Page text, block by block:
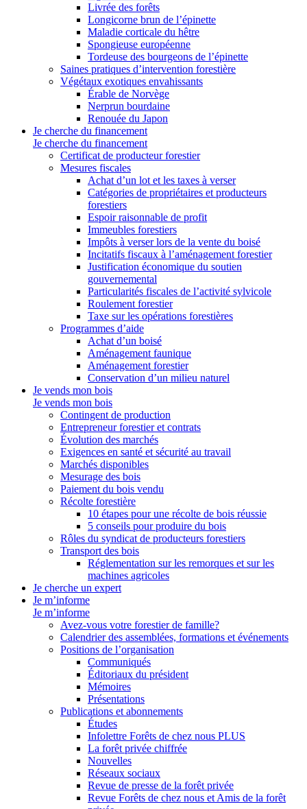
Livrée des forêts
Longicorne brun de l’épinette
Maladie corticale du hêtre
Spongieuse européenne
Tordeuse des bourgeons de l’épinette
Saines pratiques d’intervention forestière
Végétaux exotiques envahissants
Érable de Norvège
Nerprun bourdaine
Renouée du Japon
Je cherche du financement
Je cherche du financement
Certificat de producteur forestier
Mesures fiscales
Achat d’un lot et les taxes à verser
Catégories de propriétaires et producteurs
forestiers
Espoir raisonnable de profit
Immeubles forestiers
Impôts à verser lors de la vente du boisé
Incitatifs fiscaux à l’aménagement forestier
Justification économique du soutien
gouvernemental
Particularités fiscales de l’activité sylvicole
Roulement forestier
Taxe sur les opérations forestières
Programmes d’aide
Achat d’un boisé
Aménagement faunique
Aménagement forestier
Conservation d’un milieu naturel
Je vends mon bois
Je vends mon bois
Contingent de production
Entrepreneur forestier et contrats
Évolution des marchés
Exigences en santé et sécurité au travail
Marchés disponibles
Mesurage des bois
Paiement du bois vendu
Récolte forestière
10 étapes pour une récolte de bois réussie
5 conseils pour produire du bois
Rôles du syndicat de producteurs forestiers
Transport des bois
Réglementation sur les remorques et sur les
machines agricoles
Je cherche un expert
Je m’informe
Je m’informe
Avez-vous votre forestier de famille?
Calendrier des assemblées, formations et événements
Positions de l’organisation
Communiqués
Éditoriaux du président
Mémoires
Présentations
Publications et abonnements
Études
Infolettre Forêts de chez nous PLUS
La forêt privée chiffrée
Nouvelles
Réseaux sociaux
Revue de presse de la forêt privée
Revue Forêts de chez nous et Amis de la forêt